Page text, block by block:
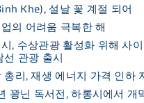
Khe), 설날 꽃 계절 되어
의 어려움 극복한 해
, 수상관광 활성화 위해 사
선 관광 출시
총리, 재생 에너지 가격 인하
꽝닌 독서전, 하롱시에서 개